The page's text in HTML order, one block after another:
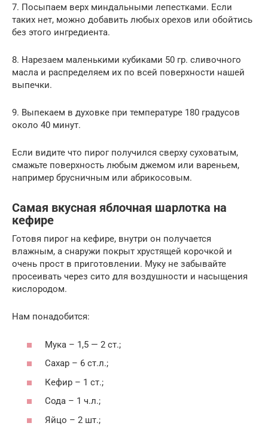
7. Посыпаем верх миндальными лепестками. Если
таких нет, можно добавить любых орехов или обойтись
без этого ингредиента.
8. Нарезаем маленькими кубиками 50 гр. сливочного
масла и распределяем их по всей поверхности нашей
выпечки.
9. Выпекаем в духовке при температуре 180 градусов
около 40 минут.
Если видите что пирог получился сверху суховатым,
смажьте поверхность любым джемом или вареньем,
например брусничным или абрикосовым.
Самая вкусная яблочная шарлотка на
кефире
Готовя пирог на кефире, внутри он получается
влажным, а снаружи покрыт хрустящей корочкой и
очень прост в приготовлении. Муку не забывайте
просеивать через сито для воздушности и насыщения
кислородом.
Нам понадобится:
Мука – 1,5 — 2 ст.;
Сахар – 6 ст.л.;
Кефир – 1 ст.;
Сода – 1 ч.л.;
Яйцо – 2 шт.;